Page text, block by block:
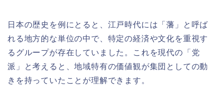
日本の歴史を例にとると、江戸時代には「藩」と呼ば
れる地方的な単位の中で、特定の経済や文化を重視す
るグループが存在していました。これを現代の「党
派」と考えると、地域特有の価値観が集団としての動
きを持っていたことが理解できます。